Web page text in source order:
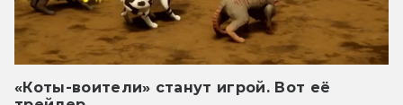
«Коты-воители» станут игрой. Вот её